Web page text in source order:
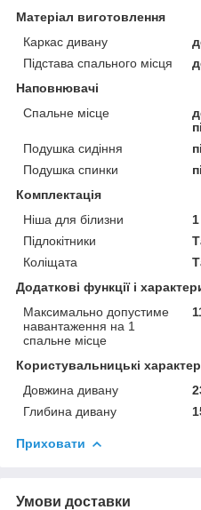
Матеріал виготовлення
Каркас дивану
Підстава спального місця
Наповнювачі
Спальне місце
Подушка сидіння
Подушка спинки
Комплектація
Ніша для білизни
Підлокітники
Коліщата
Додаткові функції і
Максимально допустиме
навантаження на 1
спальне місце
Користувальницькі
Довжина дивану
Глибина дивану
Приховати
Умови доставки